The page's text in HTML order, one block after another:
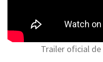
Trailer oficial de